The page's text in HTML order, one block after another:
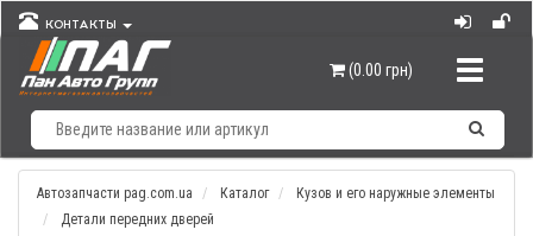
КОНТАКТЫ
(0.00 грн)
Автозапчасти pag.com.ua Каталог
Кузов и его наружные элементы
Детали передних дверей